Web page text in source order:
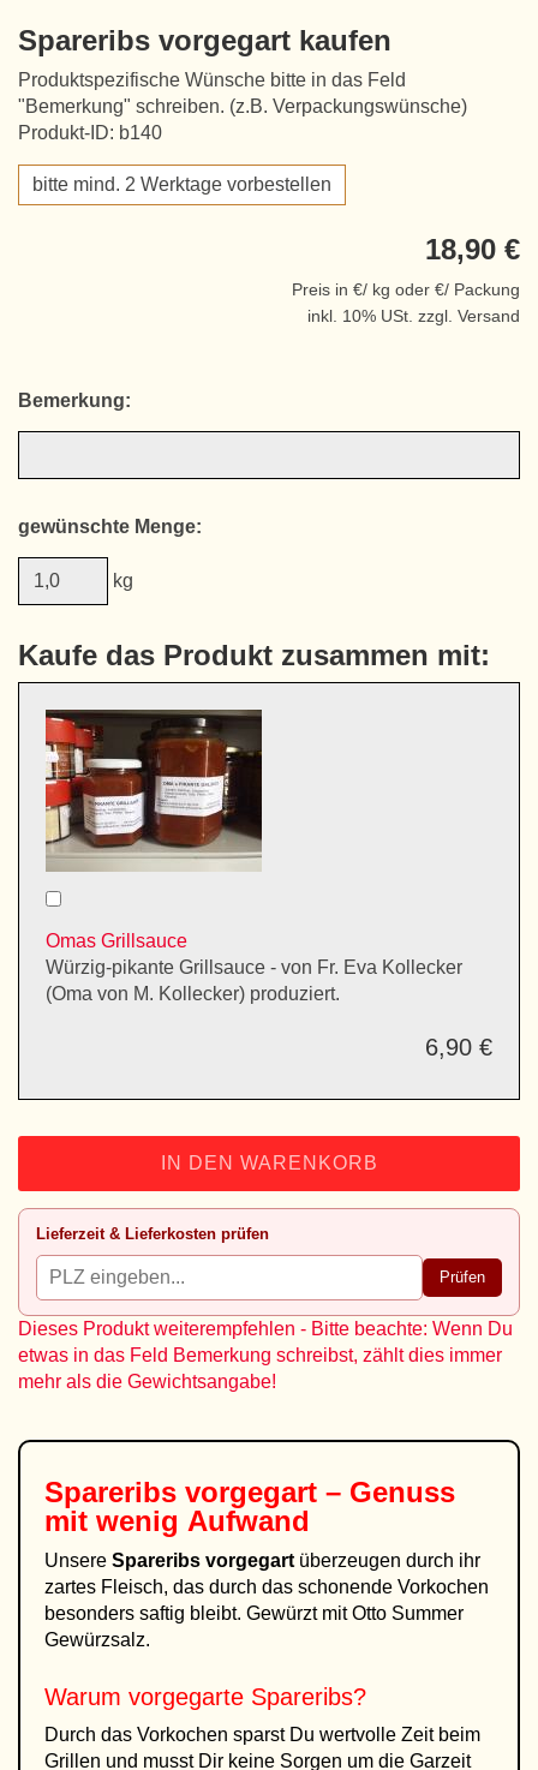
Spareribs vorgegart kaufen
Produktspezifische Wünsche bitte in das Feld
"Bemerkung" schreiben. (z.B. Verpackungswünsche)
Produkt-ID: b140
bitte mind. 2 Werktage vorbestellen
18,90 €
Preis in €/ kg oder €/ Packung
inkl. 10% USt. zzgl. Versand
Bemerkung:
gewünschte Menge:
kg
Kaufe das Produkt zusammen mit:
Omas Grillsauce
Würzig-pikante Grillsauce - von Fr. Eva Kollecker
(Oma von M. Kollecker) produziert.
6,90 €
IN DEN WARENKORB
Lieferzeit & Lieferkosten prüfen
Prüfen
Dieses Produkt weiterempfehlen - Bitte beachte: Wenn Du
etwas in das Feld Bemerkung schreibst, zählt dies immer
mehr als die Gewichtsangabe!
Spareribs vorgegart – Genuss
mit wenig Aufwand
Unsere Spareribs vorgegart überzeugen durch ihr
zartes Fleisch, das durch das schonende Vorkochen
besonders saftig bleibt. Gewürzt mit Otto Summer
Gewürzsalz.
Warum vorgegarte Spareribs?
Durch das Vorkochen sparst Du wertvolle Zeit beim
Grillen und musst Dir keine Sorgen um die Garzeit